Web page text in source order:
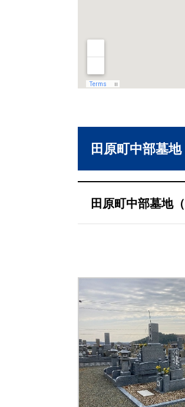
田原町中部墓
田原町中部墓地